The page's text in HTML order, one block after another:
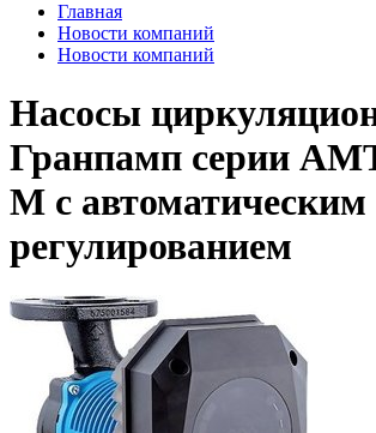
Главная
Новости компаний
Новости компаний
Насосы
Гранпамп серии
М с автоматическим
регулированием